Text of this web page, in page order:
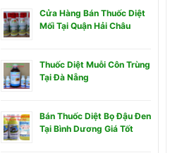
Cửa Hàng Bán Thuốc Diệt
Mối Tại Quận Hải Châu
Thuốc Diệt Muỗi Côn Trùng
Tại Đà Nẵng
Bán Thuốc Diệt Bọ Đậu Đen
Tại Bình Dương Giá Tốt